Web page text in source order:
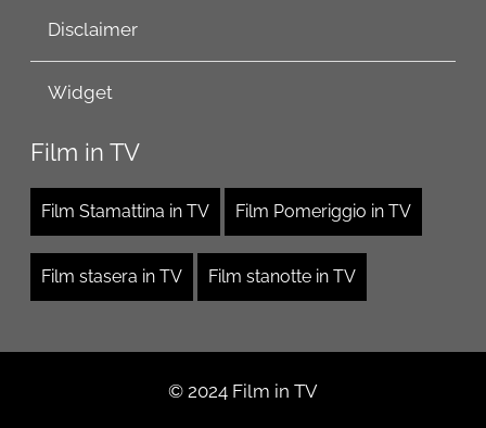
Disclaimer
Widget
Film in TV
Film Stamattina in TV Film Pomeriggio in TV
Film stasera in TV Film stanotte in TV
© 2024 Film in TV